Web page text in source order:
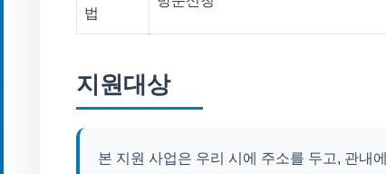
법
지원대상
본 지원 사업은 우리 시에 주소를 두고, 관내